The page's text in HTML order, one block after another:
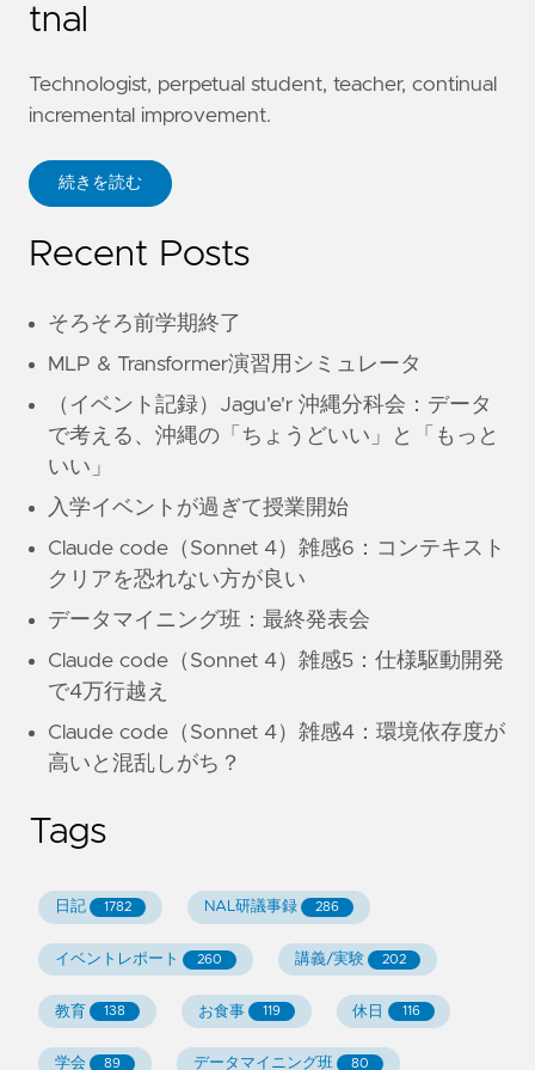
tnal
Technologist, perpetual student, teacher, continual
incremental improvement.
続きを読む
Recent Posts
そろそろ前学期終了
MLP & Transformer演習用シミュレータ
（イベント記録）Jagu'e'r 沖縄分科会：データ
で考える、沖縄の「ちょうどいい」と「もっと
いい」
入学イベントが過ぎて授業開始
Claude code（Sonnet 4）雑感6：コンテキスト
クリアを恐れない方が良い
データマイニング班：最終発表会
Claude code（Sonnet 4）雑感5：仕様駆動開発
で4万行越え
Claude code（Sonnet 4）雑感4：環境依存度が
高いと混乱しがち？
Tags
日記 1782 NAL研議事録 286
イベントレポート 260 講義/実験 202
教育 138 お食事 119 休日 116
学会 89 データマイニング班 80